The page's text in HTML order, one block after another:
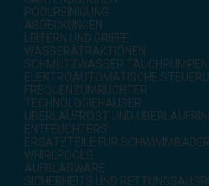
POOLREINIGUNG
ABDECKUNGEN
LEITERN UND GRIFFE
WASSERATRAKTIONEN
SCHMUTZWASSER TAUCHPUMPEN
ELEKTROAUTOMATISCHE
FREQUENZUMRUCHTER
TECHNOLOGIEHÄUSER
ÜBERLAUFROST UND
ENTFEUCHTERS
ERSATZTEILE FÜR SCHWIMMBÄDER
WHIRLPOOLS
AUFBLASWARE
SICHERHEITS UND